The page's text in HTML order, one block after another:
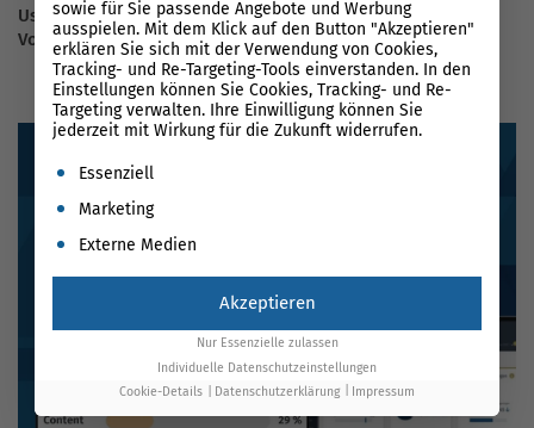
User Generated Content (UGC) für SEO: Arten des UGC und
Vorteile
sowie für Sie passende Angebote und Werbung
ausspielen. Mit dem Klick auf den Button "Akzeptieren"
erklären Sie sich mit der Verwendung von Cookies,
Tracking- und Re-Targeting-Tools einverstanden. In den
Einstellungen können Sie Cookies, Tracking- und Re-
Targeting verwalten. Ihre Einwilligung können Sie
jederzeit mit Wirkung für die Zukunft widerrufen.
Es folgt eine Liste der Service-Gruppen, für die eine
Essenziell
Marketing
Externe Medien
Akzeptieren
Nur Essenzielle zulassen
Individuelle Datenschutzeinstellungen
Cookie-Details
Datenschutzerklärung Impressum